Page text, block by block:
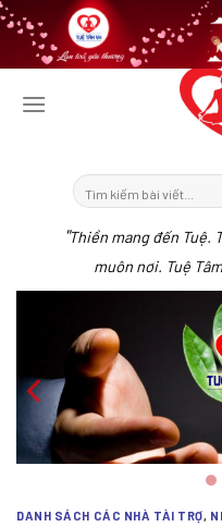
Tiếp
tục
tới
"Thiền mang đến Tuệ.
muôn nơi. Tuệ
DANH SÁCH CÁC NHÀ TÀI TRỢ,